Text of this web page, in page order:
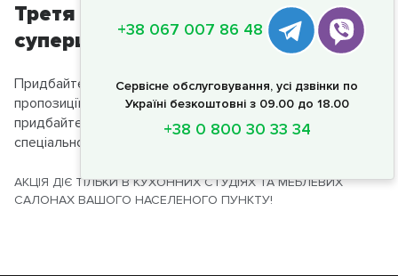
Третя одиниця техніки за
суперціною
Придбайте комплект: Духова шафа (на вибір з акційної
пропозиції) + Поверхня (на вибір з акційної пропозиції) та
придбайте 3-ю одиницю на вибір з акційної пропозиції за
спеціальною ціною!
АКЦІЯ ДІЄ ТІЛЬКИ В КУХОННИХ СТУДІЯХ ТА МЕБЛЕВИХ
САЛОНАХ ВАШОГО НАСЕЛЕНОГО ПУНКТУ!
+38 067 007 86 48
Сервісне обслуговування, усі дзвінки по
Україні безкоштовні з 09.00 до 18.00
+38 0 800 30 33 34